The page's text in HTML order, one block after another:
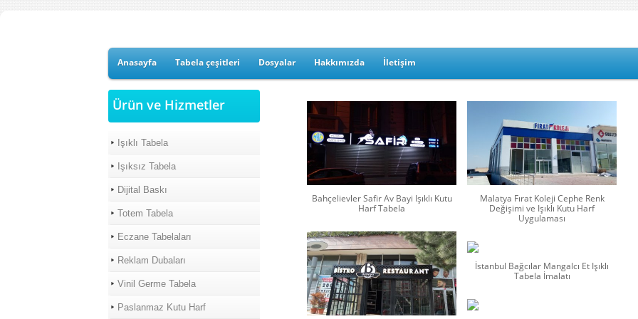
Anasayfa Tabela çeşitleri Dosyalar Hakkımızda İletişim
Ürün ve Hizmetler
Işıklı Tabela
Işıksız Tabela
Dijital Baskı
Totem Tabela
Eczane Tabelaları
Reklam Dubaları
Vinil Germe Tabela
Paslanmaz Kutu Harf
Bahçelievler Safir Av Bayi Işıklı Kutu
Harf Tabela
Malatya Fırat Koleji Cephe Renk
Değişimi ve Işıklı Kutu Harf
Uygulaması
İstanbul Bağcılar Mangalcı Et Işıklı
Tabela İmalatı